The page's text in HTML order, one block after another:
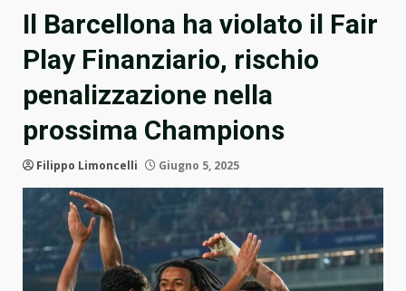
Il Barcellona ha violato il Fair
Play Finanziario, rischio
penalizzazione nella
prossima Champions
Filippo Limoncelli Giugno 5, 2025